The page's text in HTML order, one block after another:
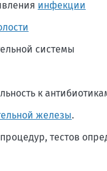
инфекции
системы
к
железы.
тестов